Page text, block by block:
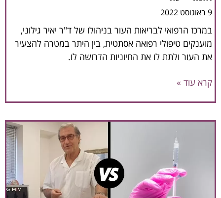
9 באוגוסט 2022
במרכז הרפואי לבריאות העור בניהולו של ד"ר יאיר גילוני,
מוענקים טיפולי רפואה אסתטית, בין היתר במטרה להצעיר
את העור ולתת לו את החיוניות הדרושה לו.
קרא עוד »